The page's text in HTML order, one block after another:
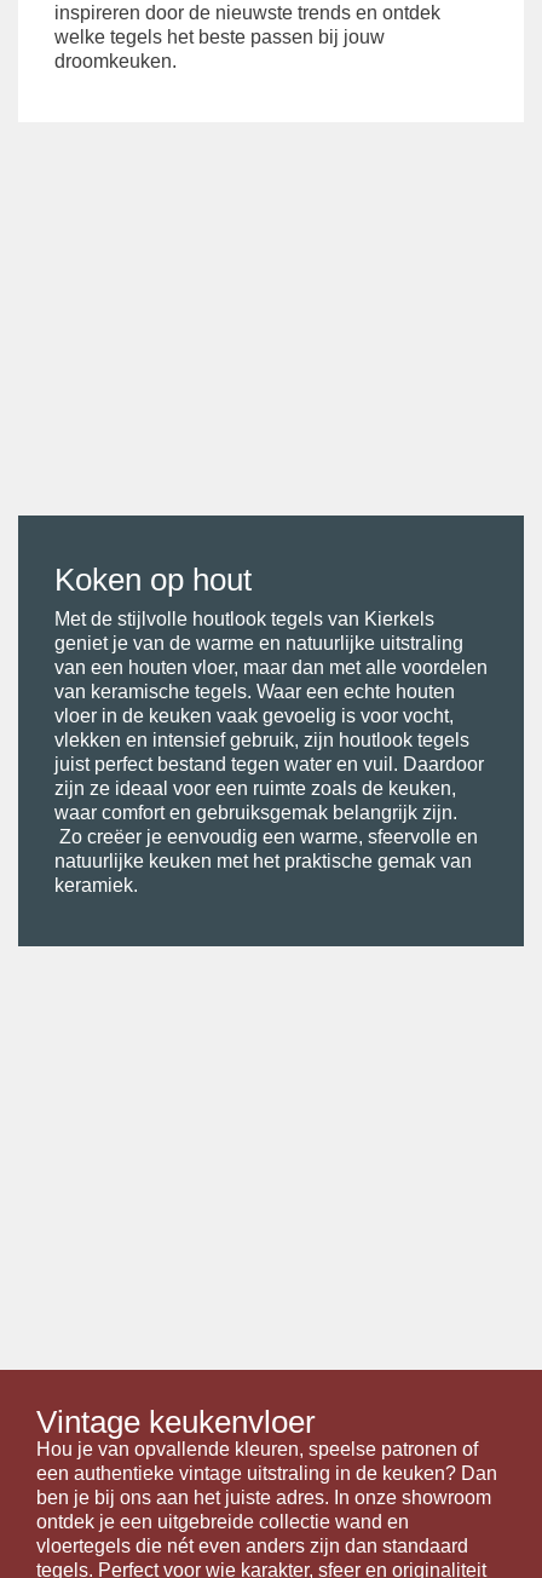
inspireren door de nieuwste trends en ontdek
welke tegels het beste passen bij jouw
droomkeuken.
Koken op hout
Met de stijlvolle houtlook tegels van Kierkels
geniet je van de warme en natuurlijke uitstraling
van een houten vloer, maar dan met alle voordelen
van keramische tegels. Waar een echte houten
vloer in de keuken vaak gevoelig is voor vocht,
vlekken en intensief gebruik, zijn houtlook tegels
juist perfect bestand tegen water en vuil. Daardoor
zijn ze ideaal voor een ruimte zoals de keuken,
waar comfort en gebruiksgemak belangrijk zijn.
Zo creëer je eenvoudig een warme, sfeervolle en
natuurlijke keuken met het praktische gemak van
keramiek.
Vintage keukenvloer
Hou je van opvallende kleuren, speelse patronen of
een authentieke vintage uitstraling in de keuken? Dan
ben je bij ons aan het juiste adres. In onze showroom
ontdek je een uitgebreide collectie wand en
vloertegels die nét even anders zijn dan standaard
tegels. Perfect voor wie karakter, sfeer en originaliteit